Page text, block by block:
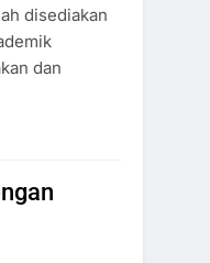
disediakan
dan